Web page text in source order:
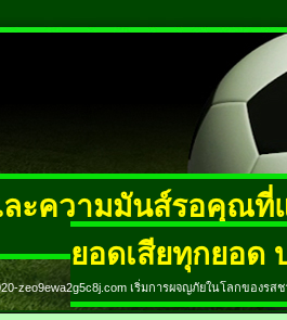
ะความมันส์รอคุณที่
ยอดเสียทุกยอด
zeo9ewa2g5c8j.com เริ่มการผจญภัยในโลกของ